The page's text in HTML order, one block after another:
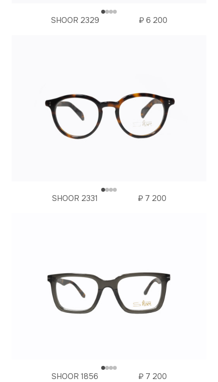
SHOOR 2329 ₽6 200
SHOOR 2331 ₽ 7 200
SHOOR 1856 ₽ 7 200